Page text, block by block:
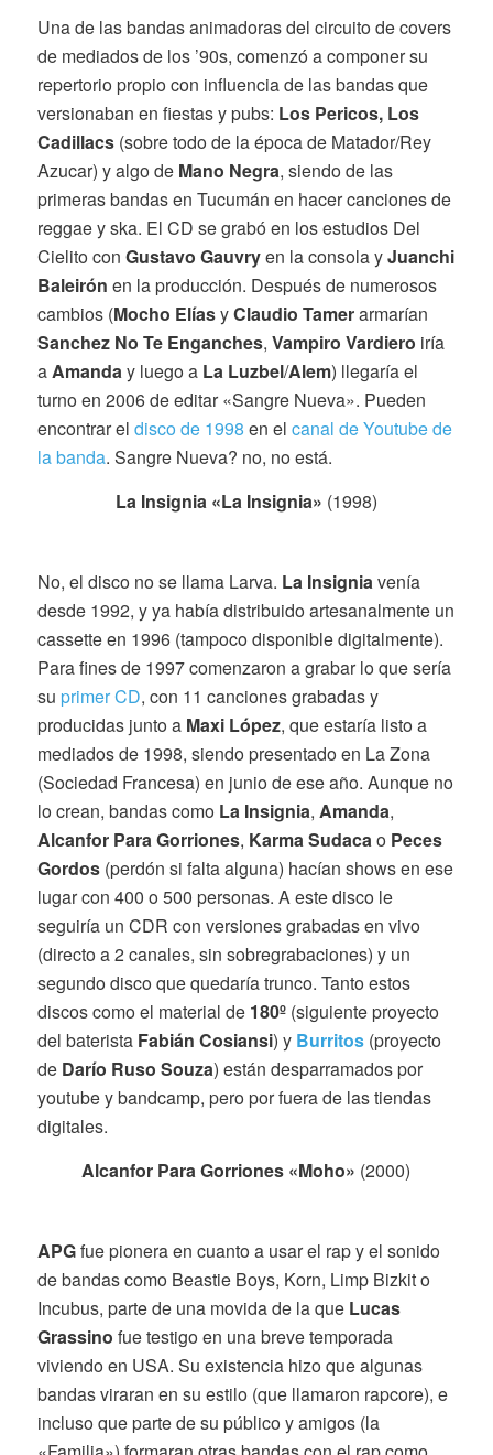
Una de las bandas animadoras del circuito de covers
de mediados de los ’90s, comenzó a componer su
repertorio propio con influencia de las bandas que
versionaban en fiestas y pubs: Los Pericos, Los
Cadillacs(sobre todo de la época de Matador/Rey
Azucar) y algo de Mano Negra, siendo de las
primeras bandas en Tucumán en hacer canciones de
reggae y ska. El CD se grabó en los estudios Del
Cielito con Gustavo Gauvryen la consola yJuanchi
Baleirón en la producción. Después de numerosos
cambios (Mocho ElíasyClaudio Tamerarmarían
Sanchez No Te Enganches, Vampiro Vardiero iría
aAmanday luego a La Luzbel/Alem) llegaría el
turno en 2006 de editar «Sangre Nueva». Pueden
encontrar el disco de 1998 en el canal de Youtube de
la banda. Sangre Nueva? no, no está.
La Insignia «La Insignia» (1998)
No, el disco no se llama Larva. La Insigniavenía
desde 1992, y ya había distribuido artesanalmente un
cassette en 1996 (tampoco disponible digitalmente).
Para fines de 1997 comenzaron a grabar lo que sería
su primer CD, con 11 canciones grabadas y
producidas junto a Maxi López, que estaría listo a
mediados de 1998, siendo presentado en La Zona
(Sociedad Francesa) en junio de ese año. Aunque no
lo crean, bandas como La Insignia, Amanda,
Alcanfor Para Gorriones, Karma Sudacao Peces
Gordos(perdón si falta alguna) hacían shows en ese
lugar con 400 o 500 personas. A este disco le
seguiría un CDR con versiones grabadas en vivo
(directo a 2 canales, sin sobregrabaciones) y un
segundo disco que quedaría trunco. Tanto estos
discos como el material de 180º(siguiente proyecto
del baterista Fabián Cosiansi) y Burritos(proyecto
de Darío Ruso Souza) están desparramados por
youtube y bandcamp, pero por fuera de las tiendas
digitales.
Alcanfor Para Gorriones «Moho» (2000)
APGfue pionera en cuanto a usar el rap y el sonido
de bandas como Beastie Boys, Korn, Limp Bizkit o
Incubus, parte de una movida de la que Lucas
Grassino fue testigo en una breve temporada
viviendo en USA. Su existencia hizo que algunas
bandas viraran en su estilo (que llamaron rapcore), e
incluso que parte de su público y amigos (la